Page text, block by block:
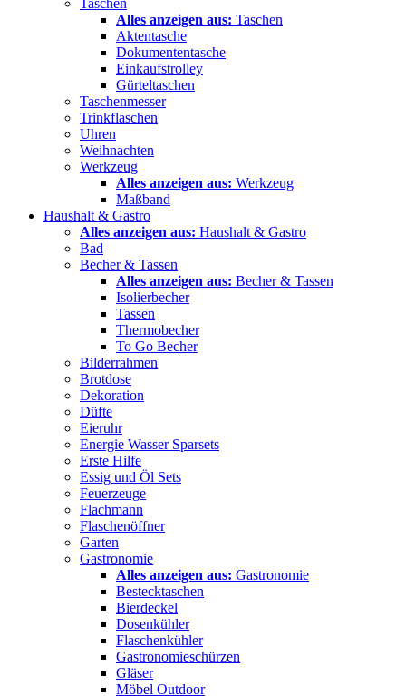
Taschen
Alles anzeigen aus: Taschen
Aktentasche
Dokumententasche
Einkaufstrolley
Gürteltaschen
Taschenmesser
Trinkflaschen
Uhren
Weihnachten
Werkzeug
Alles anzeigen aus: Werkzeug
Maßband
Haushalt & Gastro
Alles anzeigen aus: Haushalt & Gastro
Bad
Becher & Tassen
Alles anzeigen aus: Becher & Tassen
Isolierbecher
Tassen
Thermobecher
To Go Becher
Bilderrahmen
Brotdose
Dekoration
Düfte
Eieruhr
Energie Wasser Sparsets
Erste Hilfe
Essig und Öl Sets
Feuerzeuge
Flachmann
Flaschenöffner
Garten
Gastronomie
Alles anzeigen aus: Gastronomie
Bestecktaschen
Bierdeckel
Dosenkühler
Flaschenkühler
Gastronomieschürzen
Gläser
Möbel Outdoor